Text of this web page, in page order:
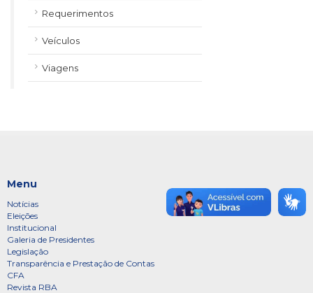
Requerimentos
Veículos
Viagens
Menu
Notícias
Eleições
Institucional
Galeria de Presidentes
Legislação
Transparência e Prestação de Contas
CFA
Revista RBA